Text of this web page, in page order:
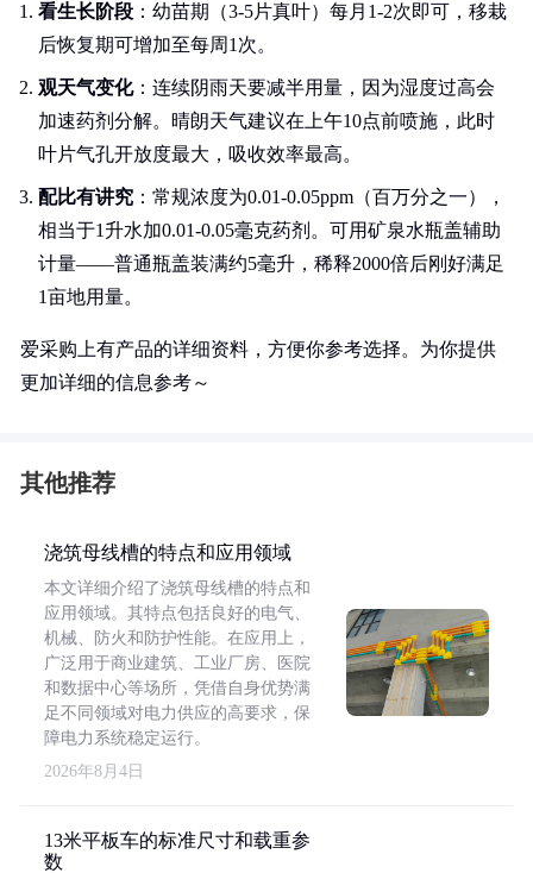
看生长阶段 ：幼苗期（3-5片真叶）每月1-2次即可，移栽
后恢复期可增加至每周1次。
观天气变化：连续阴雨天要减半用量，因为湿度过高会
加速药剂分解。晴朗天气建议在上午10点前喷施，此时
叶片气孔开放度最大，吸收效率最高。
配比有讲究 ：常规浓度为0.01-0.05ppm（百万分之一），
相当于1升水加0.01-0.05毫克药剂。可用矿泉水瓶盖辅助
计量——普通瓶盖装满约5毫升，稀释2000倍后刚好满足
1亩地用量。
爱采购上有产品的详细资料，方便你参考选择。为你提供
更加详细的信息参考～
其他推荐
浇筑母线槽的特点和应用领域
本文详细介绍了浇筑母线槽的特点和
应用领域。其特点包括良好的电气、
机械、防火和防护性能。在应用上，
广泛用于商业建筑、工业厂房、医院
和数据中心等场所，凭借自身优势满
足不同领域对电力供应的高要求，保
障电力系统稳定运行。
2026年8月4日
13米平板车的标准尺寸和载重参
数